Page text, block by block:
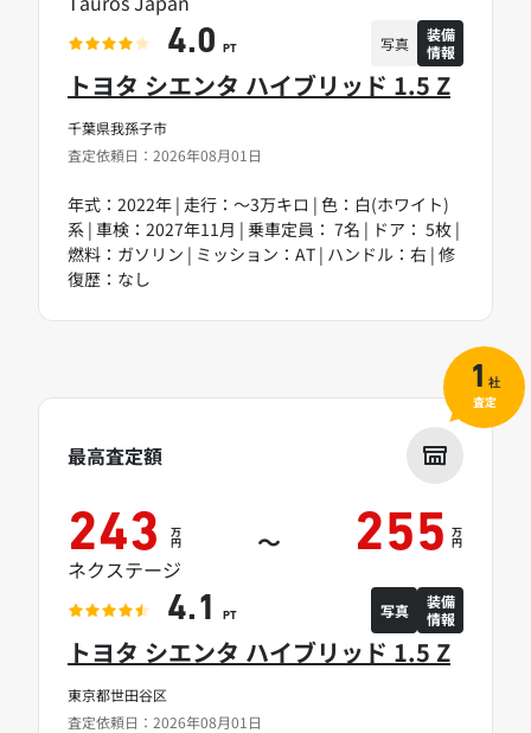
千葉県我孫子市
査定依頼日：2026年08月01日
トヨタ シエンタ ハイブリッド 1.5 Z
年式：2022年 | 走行：～3万キロ | 色：白(ホワイト)
系 | 車検：2027年11月 | 乗車定員： 7名 | ドア： 5枚 |
燃料：ガソリン | ミッション：AT | ハンドル：右 | 修
復歴：なし
4.0 PT 写真
装備
情報
東京都世田谷区
査定依頼日：2026年08月01日
トヨタ シエンタ ハイブリッド 1.5 Z
最高査定額
243 万
円 ～ 255 万
円
ネクステージ
4.1 PT 写真
装備
情報
1 社
査定